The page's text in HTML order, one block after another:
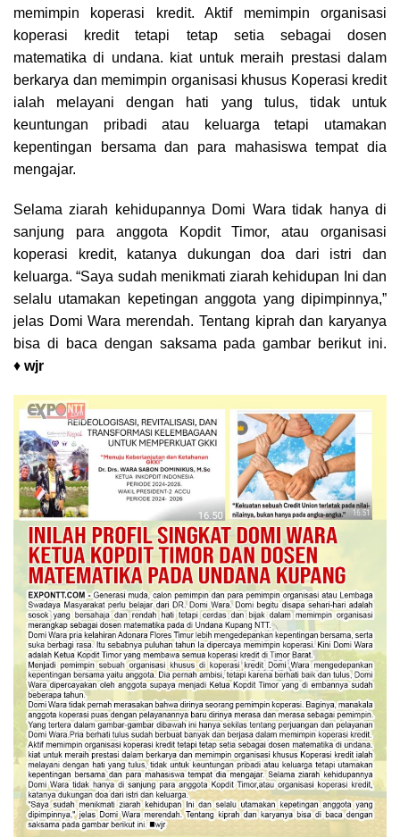
memimpin koperasi kredit. Aktif memimpin organisasi
koperasi kredit tetapi tetap setia sebagai dosen
matematika di undana. kiat untuk meraih prestasi dalam
berkarya dan memimpin organisasi khusus Koperasi kredit
ialah melayani dengan hati yang tulus, tidak untuk
keuntungan pribadi atau keluarga tetapi utamakan
kepentingan bersama dan para mahasiswa tempat dia
mengajar.
Selama ziarah kehidupannya Domi Wara tidak hanya di
sanjung para anggota Kopdit Timor, atau organisasi
koperasi kredit, katanya dukungan doa dari istri dan
keluarga. “Saya sudah menikmati ziarah kehidupan Ini dan
selalu utamakan kepetingan anggota yang dipimpinnya,”
jelas Domi Wara merendah. Tentang kiprah dan karyanya
bisa di baca dengan saksama pada gambar berikut ini.
♦ wjr